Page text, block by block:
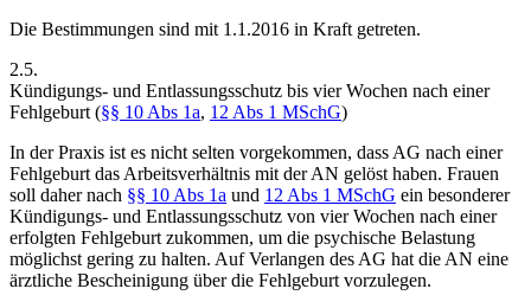
Die Bestimmungen sind mit 1.1.2016 in Kraft getreten.
2.5.
Kündigungs- und Entlassungsschutz bis vier Wochen nach einer
Fehlgeburt (§§ 10 Abs 1a, 12 Abs 1 MSchG)
In der Praxis ist es nicht selten vorgekommen, dass AG nach einer
Fehlgeburt das Arbeitsverhältnis mit der AN gelöst haben. Frauen
soll daher nach §§ 10 Abs 1a und 12 Abs 1 MSchG ein besonderer
Kündigungs- und Entlassungsschutz von vier Wochen nach einer
erfolgten Fehlgeburt zukommen, um die psychische Belastung
möglichst gering zu halten. Auf Verlangen des AG hat die AN eine
ärztliche Bescheinigung über die Fehlgeburt vorzulegen.